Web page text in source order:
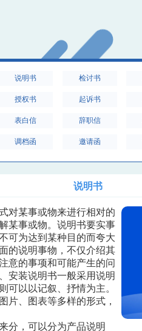
说明书 检讨书
授权书 起诉书
表白信 辞职信
调档函 邀请函
说明书
对某事或物来进行相对的
某事或物。说明书要实事
可为达到某种目的而夸大
的说明事物，不仅介绍其
意的事项和可能产生的问
安装说明书一般采用说明
可以以记叙、抒情为主。
片、图表等多样的形式，
分，可以分为产品说明